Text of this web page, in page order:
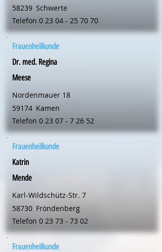
58239 Schwerte
Telefon 0 23 04 - 25 70 70
Frauenheilkunde
Dr. med. Regina
Meese
Nordenmauer 18
59174 Kamen
Telefon 0 23 07 - 7 26 52
Frauenheilkunde
Katrin
Mende
Karl-Wildschütz-Str. 7
58730 Fröndenberg
Telefon 0 23 73 - 73 02
Frauenheilkunde